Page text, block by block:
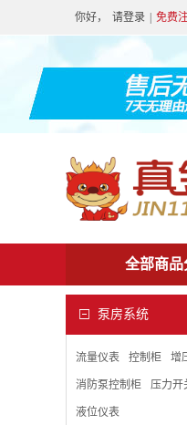
你好， 请登录 免费
全部商品
泵房系统
流量仪表 控制柜 增
消防泵控制柜 压力开
液位仪表